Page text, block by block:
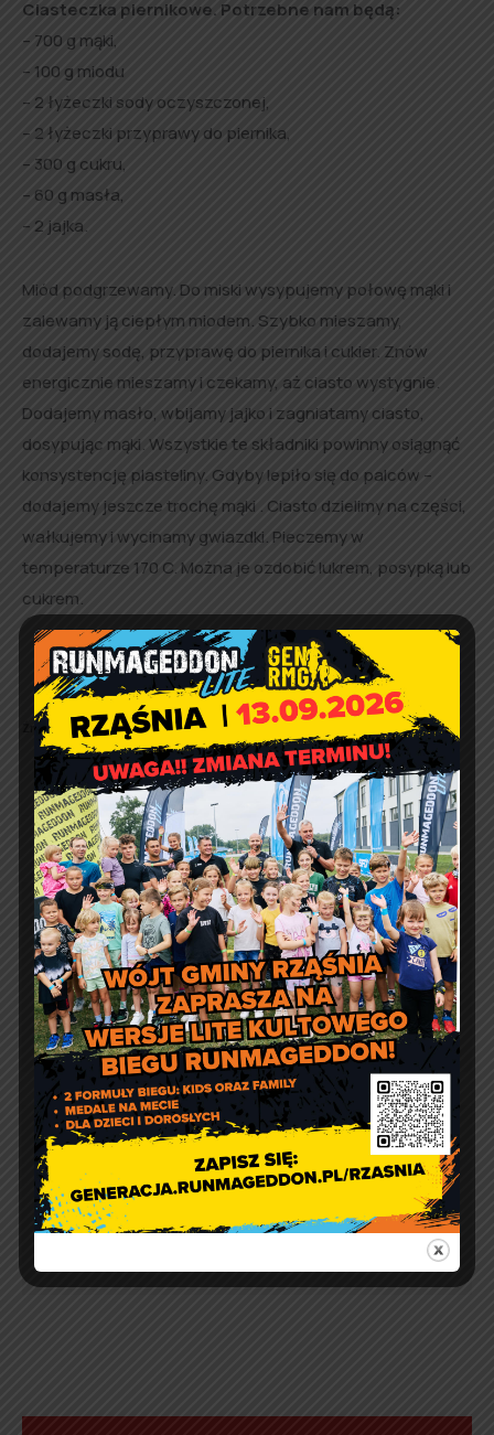
Ciasteczka piernikowe. Potrzebne nam będą:
– 700 g mąki,
– 100 g miodu
– 2 łyżeczki sody oczyszczonej,
– 2 łyżeczki przyprawy do piernika,
– 300 g cukru,
– 60 g masła,
– 2 jajka.
Miód podgrzewamy. Do miski wysypujemy połowę mąki i
zalewamy ją ciepłym miodem. Szybko mieszamy,
dodajemy sodę, przyprawę do piernika i cukier. Znów
energicznie mieszamy i czekamy, aż ciasto wystygnie.
Dodajemy masło, wbijamy jajko i zagniatamy ciasto,
dosypując mąki. Wszystkie te składniki powinny osiągnąć
konsystencję plasteliny. Gdyby lepiło się do palców –
dodajemy jeszcze trochę mąki . Ciasto dzielimy na części,
wałkujemy i wycinamy gwiazdki. Pieczemy w
temperaturze 170 C. Można je ozdobić lukrem, posypką lub
cukrem.
Źródło: Gminna Biblioteka Publiczna w Rząśni
Bezpłatna wymiana glikolu
w instalacjach solarnych
Świąteczne iluminacje w
Rząśni